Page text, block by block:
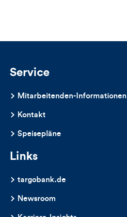
Kommentare
dieses
Artikels
Service
Mitarbeitenden-Informationen
Kontakt
Speisepläne
Links
targobank.de
Newsroom